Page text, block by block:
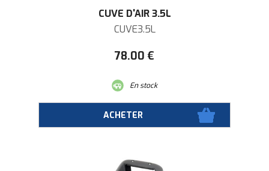
CUVE D'AIR 3.5L
CUVE3.5L
78.00 €
En stock